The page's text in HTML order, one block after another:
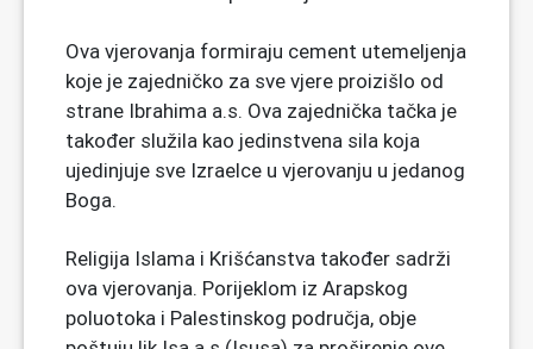
Ova vjerovanja formiraju cement utemeljenja
koje je zajedničko za sve vjere proizišlo od
strane Ibrahima a.s. Ova zajednička tačka je
također služila kao jedinstvena sila koja
ujedinjuje sve Izraelce u vjerovanju u jedanog
Boga.
Religija Islama i Krišćanstva također sadrži
ova vjerovanja. Porijeklom iz Arapskog
poluotoka i Palestinskog područja, obje